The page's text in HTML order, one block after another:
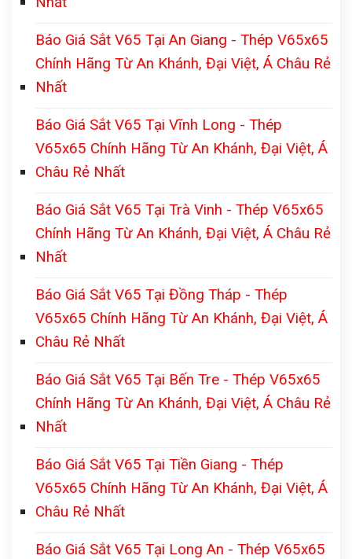
Báo Giá Sắt V65 Tại An Giang - Thép V65x65
Chính Hãng Từ An Khánh, Đại Việt, Á Châu Rẻ
Nhất
Báo Giá Sắt V65 Tại Vĩnh Long - Thép
V65x65 Chính Hãng Từ An Khánh, Đại Việt, Á
Châu Rẻ Nhất
Báo Giá Sắt V65 Tại Trà Vinh - Thép V65x65
Chính Hãng Từ An Khánh, Đại Việt, Á Châu Rẻ
Nhất
Báo Giá Sắt V65 Tại Đồng Tháp - Thép
V65x65 Chính Hãng Từ An Khánh, Đại Việt, Á
Châu Rẻ Nhất
Báo Giá Sắt V65 Tại Bến Tre - Thép V65x65
Chính Hãng Từ An Khánh, Đại Việt, Á Châu Rẻ
Nhất
Báo Giá Sắt V65 Tại Tiền Giang - Thép
V65x65 Chính Hãng Từ An Khánh, Đại Việt, Á
Châu Rẻ Nhất
Báo Giá Sắt V65 Tại Long An - Thép V65x65